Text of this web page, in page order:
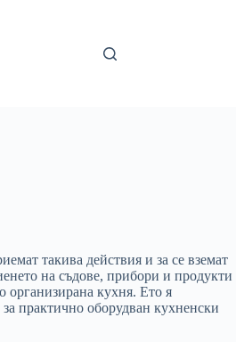
такива действия и за се вземат
на съдове, прибори и продукти
организирана кухня. Ето я
практично оборудван кухненски